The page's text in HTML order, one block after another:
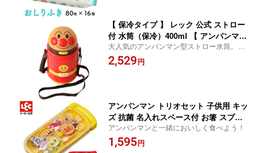
【 保冷タイプ 】 レック 公式 ストロー
付 水筒（保冷）400ml 【 アンパンマン
】 ドリンクホルダー ダイカット水筒 ド
リンク ボトル ストローボトル ストロー
大人気のアンパンマン型ストロー水筒。保
冷タイプで冷たさキープできます。 レック
lec LEC 子供 子ども こども キッズ あんぱ
2,529 円
アンパンマン トリオセット 子供用 キッ
ズ 抗菌 名入れスペース付 お箸 スプー
ン フォーク お弁当 幼稚園 保育園 ANイ
エロー AN抗菌スライド3点セット（Y）
アンパンマンと一緒においしく食べよう！
1,595 円